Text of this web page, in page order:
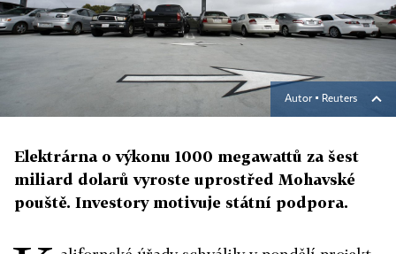
Autor ▪ Reuters
Elektrárna o výkonu 1000 megawattů za šest
miliard dolarů vyroste uprostřed Mohavské
pouště. Investory motivuje státní podpora.